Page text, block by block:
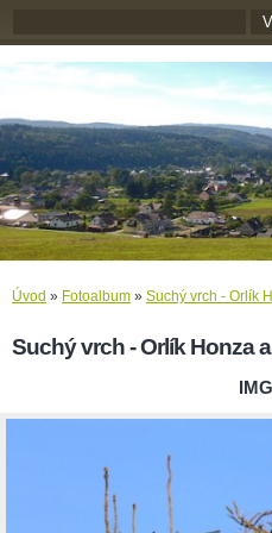
Úvod » Fotoalbum » Suchý vrch - Orlík
Suchý vrch - Orlík Honza